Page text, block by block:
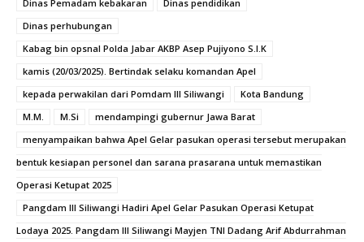
Dinas Pemadam kebakaran
Dinas pendidikan
Dinas perhubungan
Kabag bin opsnal Polda Jabar AKBP Asep Pujiyono S.I.K
kamis (20/03/2025). Bertindak selaku komandan Apel
kepada perwakilan dari Pomdam III Siliwangi
Kota Bandung
M.M.
M.Si
mendampingi gubernur Jawa Barat
menyampaikan bahwa Apel Gelar pasukan operasi tersebut merupakan
bentuk kesiapan personel dan sarana prasarana untuk memastikan
Operasi Ketupat 2025
Pangdam III Siliwangi Hadiri Apel Gelar Pasukan Operasi Ketupat
Lodaya 2025. Pangdam III Siliwangi Mayjen TNI Dadang Arif Abdurrahman